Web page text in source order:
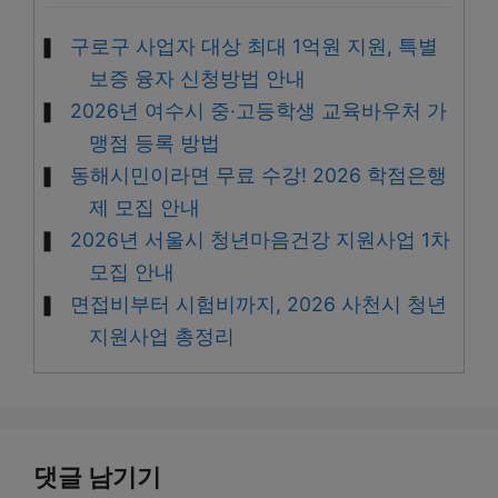
구로구 사업자 대상 최대 1억원 지원, 특별
보증 융자 신청방법 안내
2026년 여수시 중·고등학생 교육바우처 가
맹점 등록 방법
동해시민이라면 무료 수강! 2026 학점은행
제 모집 안내
2026년 서울시 청년마음건강 지원사업 1차
모집 안내
면접비부터 시험비까지, 2026 사천시 청년
지원사업 총정리
댓글 남기기